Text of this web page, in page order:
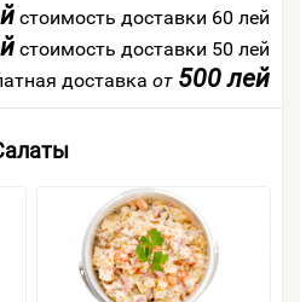
стоимость доставки 60 лей
стоимость доставки 50 лей
доставка от 500 лей